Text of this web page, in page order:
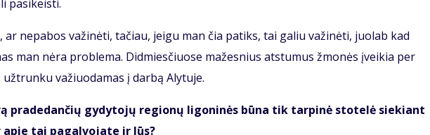
pasikeisti.
ar nepabos važinėti, tačiau, jeigu man čia patiks, tai galiu važinėti, juolab kad
man nėra problema. Didmiesčiuose mažesnius atstumus žmonės įveikia per
važiuodamas į darbą Alytuje.
pradedančių gydytojų regionų ligoninės būna tik tarpinė stotelė siekiant
tai pagalvojate ir Jūs?